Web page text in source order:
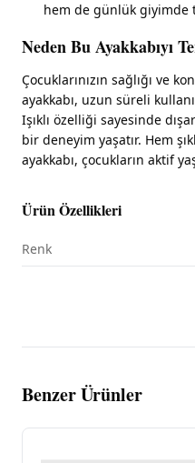
hem de günlük giyimde
Neden Bu Ayakkabıyı
Çocuklarınızın sağlığı ve
ayakkabı, uzun süreli
Işıklı özelliği sayesinde
bir deneyim yaşatır. Hem
ayakkabı, çocukların aktif
Ürün Özellikleri
Renk
Benzer Ürünler